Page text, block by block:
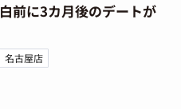
前に3カ月後のデートが
名古屋店